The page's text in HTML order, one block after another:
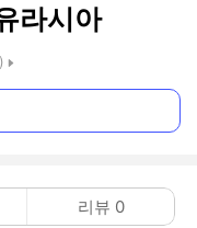
라시아
)
리뷰 0